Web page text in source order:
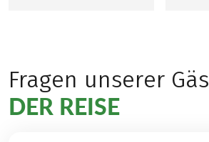
Fragen unserer
DER REISE